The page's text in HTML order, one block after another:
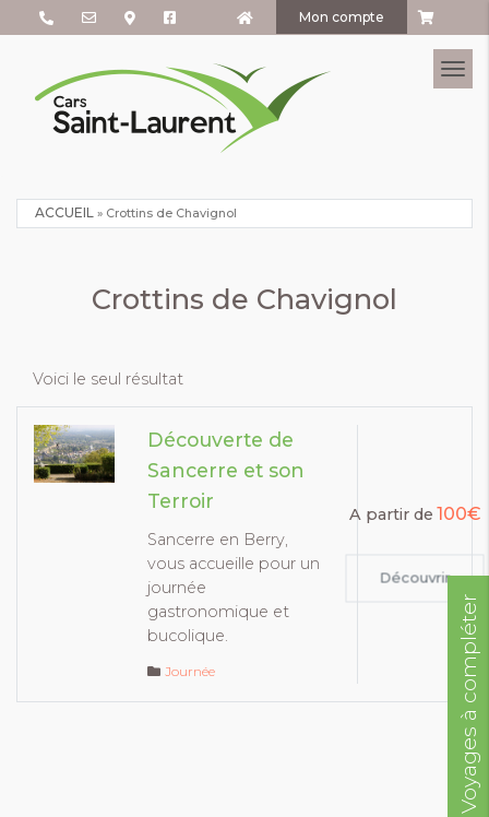
Mon compte
ACCUEIL » Crottins de Chavignol
Crottins de Chavignol
Voici le seul résultat
Découverte de
Sancerre et son
Terroir
Sancerre en Berry,
vous accueille pour un
journée
gastronomique et
bucolique.
Journée
A partir de 100€
Découvrir
Voyages à compléter